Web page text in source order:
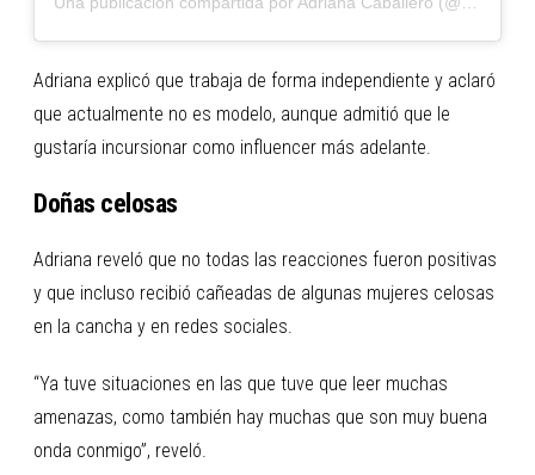
Adriana explicó que trabaja de forma independiente y aclaró
que actualmente no es modelo, aunque admitió que le
gustaría incursionar como influencer más adelante.
Doñas celosas
Adriana reveló que no todas las reacciones fueron positivas
y que incluso recibió cañeadas de algunas mujeres celosas
en la cancha y en redes sociales.
“Ya tuve situaciones en las que tuve que leer muchas
amenazas, como también hay muchas que son muy buena
onda conmigo”, reveló.